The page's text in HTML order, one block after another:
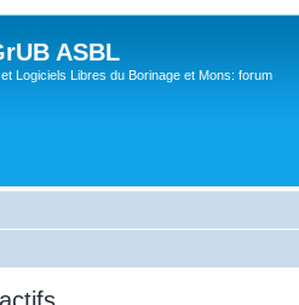
ASBL
Logiciels Libres du Borinage et Mons: forum